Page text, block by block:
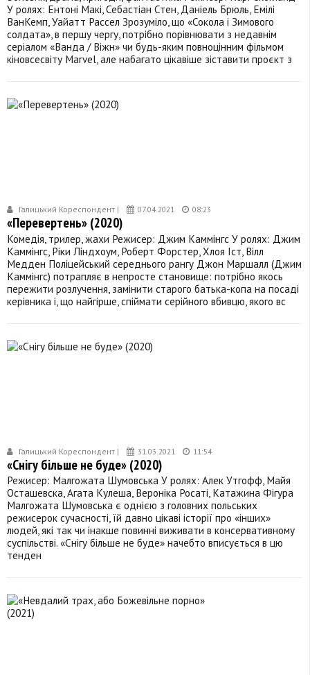
У ролях: Ентоні Макі, Себастіан Стен, Даніель Брюль, Емілі
ВанКемп, Уайатт Рассел Зрозуміло, що «Сокола і Зимового
солдата», в першу чергу, потрібно порівнювати з недавнім
серіалом «Ванда / Віжн» чи будь-яким повноцінним фільмом
кіновсесвіту Marvel, але набагато цікавіше зіставити проєкт з
Галицький Кореспондент | 07.04.2021 08:23
«Перевертень» (2020)
Комедія, трилер, жахи Режисер: Джим Каммінгс У ролях: Джим
Каммінгс, Ріки Ліндхоум, Роберт Форстер, Хлоя Іст, Вілл
Медден Поліцейський середнього рангу Джон Маршалл (Джим
Каммінгс) потрапляє в непросте становище: потрібно якось
пережити розлучення, замінити старого батька-копа на посаді
керівника і, що найгірше, спіймати серійного вбивцю, якого вс
Галицький Кореспондент | 31.03.2021 11:54
«Снігу більше не буде» (2020)
Режисер: Малгожата Шумовська У ролях: Алек Утгофф, Майя
Осташевска, Агата Кулеша, Вероніка Росаті, Катажина Фігура
Малгожата Шумовська є однією з головних польських
режисерок сучасності, їй давно цікаві історії про «інших»
людей, які так чи інакше повинні виживати в консервативному
суспільстві. «Снігу більше не буде» начебто вписується в цю
тенден